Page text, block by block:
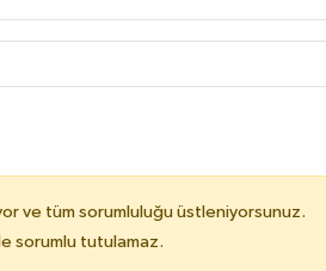
ve tüm sorumluluğu üstleniyorsunuz.
sorumlu tutulamaz.